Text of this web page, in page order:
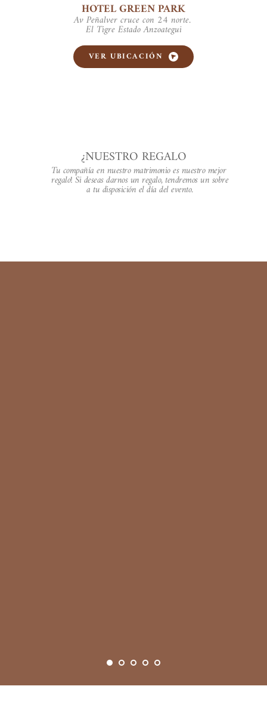
HOTEL GREEN PARK
Av Peñalver cruce con 24 norte.
El Tigre Estado Anzoategui
VER UBICACIÓN
¿NUESTRO REGALO
Tu compañía en nuestro matrimonio es nuestro mejor
regalo! Si deseas darnos un regalo, tendremos un sobre
a tu disposición el día del evento.